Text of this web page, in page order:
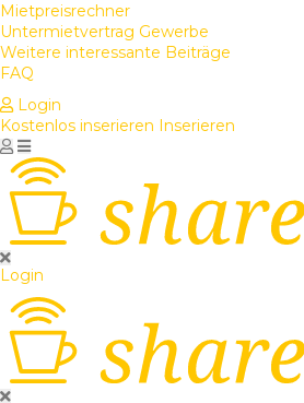
Mietpreisrechner
Untermietvertrag Gewerbe
Weitere interessante Beiträge
FAQ
Login
Kostenlos inserieren Inserieren
Login